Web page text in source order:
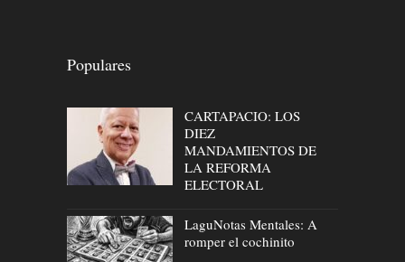
Populares
CARTAPACIO: LOS
DIEZ
MANDAMIENTOS DE
LA REFORMA
ELECTORAL
LaguNotas Mentales: A
romper el cochinito